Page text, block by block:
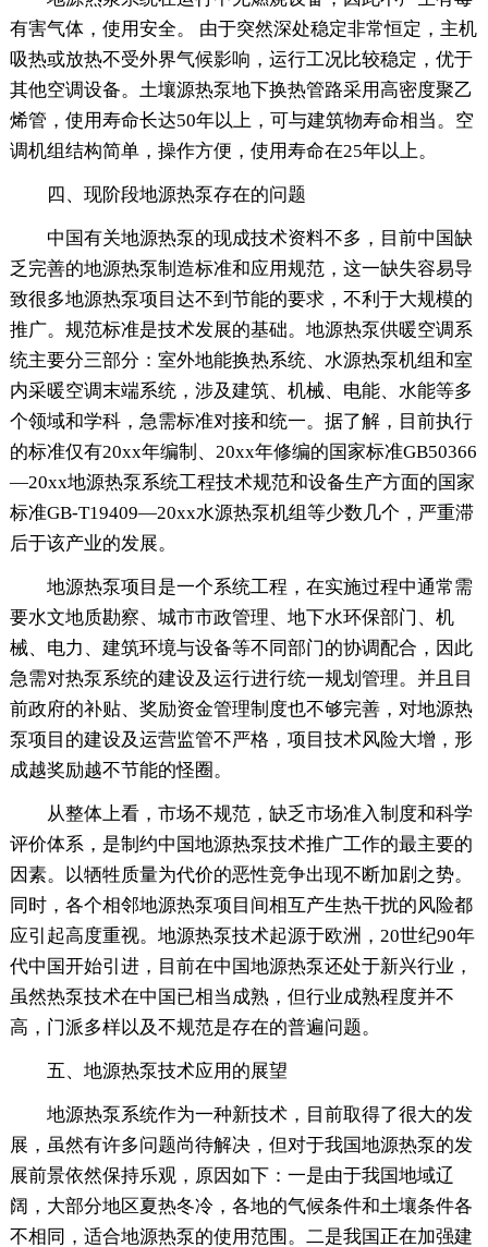
有害气体，使用安全。 由于突然深处稳定非常恒定，主机
吸热或放热不受外界气候影响，运行工况比较稳定，优于
其他空调设备。土壤源热泵地下换热管路采用高密度聚乙
烯管，使用寿命长达50年以上，可与建筑物寿命相当。空
调机组结构简单，操作方便，使用寿命在25年以上。
四、现阶段地源热泵存在的问题
中国有关地源热泵的现成技术资料不多，目前中国缺
乏完善的地源热泵制造标准和应用规范，这一缺失容易导
致很多地源热泵项目达不到节能的要求，不利于大规模的
推广。规范标准是技术发展的基础。地源热泵供暖空调系
统主要分三部分：室外地能换热系统、水源热泵机组和室
内采暖空调末端系统，涉及建筑、机械、电能、水能等多
个领域和学科，急需标准对接和统一。据了解，目前执行
的标准仅有20xx年编制、20xx年修编的国家标准GB50366
—20xx地源热泵系统工程技术规范和设备生产方面的国家
标准GB-T19409—20xx水源热泵机组等少数几个，严重滞
后于该产业的发展。
地源热泵项目是一个系统工程，在实施过程中通常需
要水文地质勘察、城市市政管理、地下水环保部门、机
械、电力、建筑环境与设备等不同部门的协调配合，因此
急需对热泵系统的建设及运行进行统一规划管理。并且目
前政府的补贴、奖励资金管理制度也不够完善，对地源热
泵项目的建设及运营监管不严格，项目技术风险大增，形
成越奖励越不节能的怪圈。
从整体上看，市场不规范，缺乏市场准入制度和科学
评价体系，是制约中国地源热泵技术推广工作的最主要的
因素。以牺牲质量为代价的恶性竞争出现不断加剧之势。
同时，各个相邻地源热泵项目间相互产生热干扰的风险都
应引起高度重视。地源热泵技术起源于欧洲，20世纪90年
代中国开始引进，目前在中国地源热泵还处于新兴行业，
虽然热泵技术在中国已相当成熟，但行业成熟程度并不
高，门派多样以及不规范是存在的普遍问题。
五、地源热泵技术应用的展望
地源热泵系统作为一种新技术，目前取得了很大的发
展，虽然有许多问题尚待解决，但对于我国地源热泵的发
展前景依然保持乐观，原因如下：一是由于我国地域辽
阔，大部分地区夏热冬冷，各地的气候条件和土壤条件各
不相同，适合地源热泵的使用范围。二是我国正在加强建